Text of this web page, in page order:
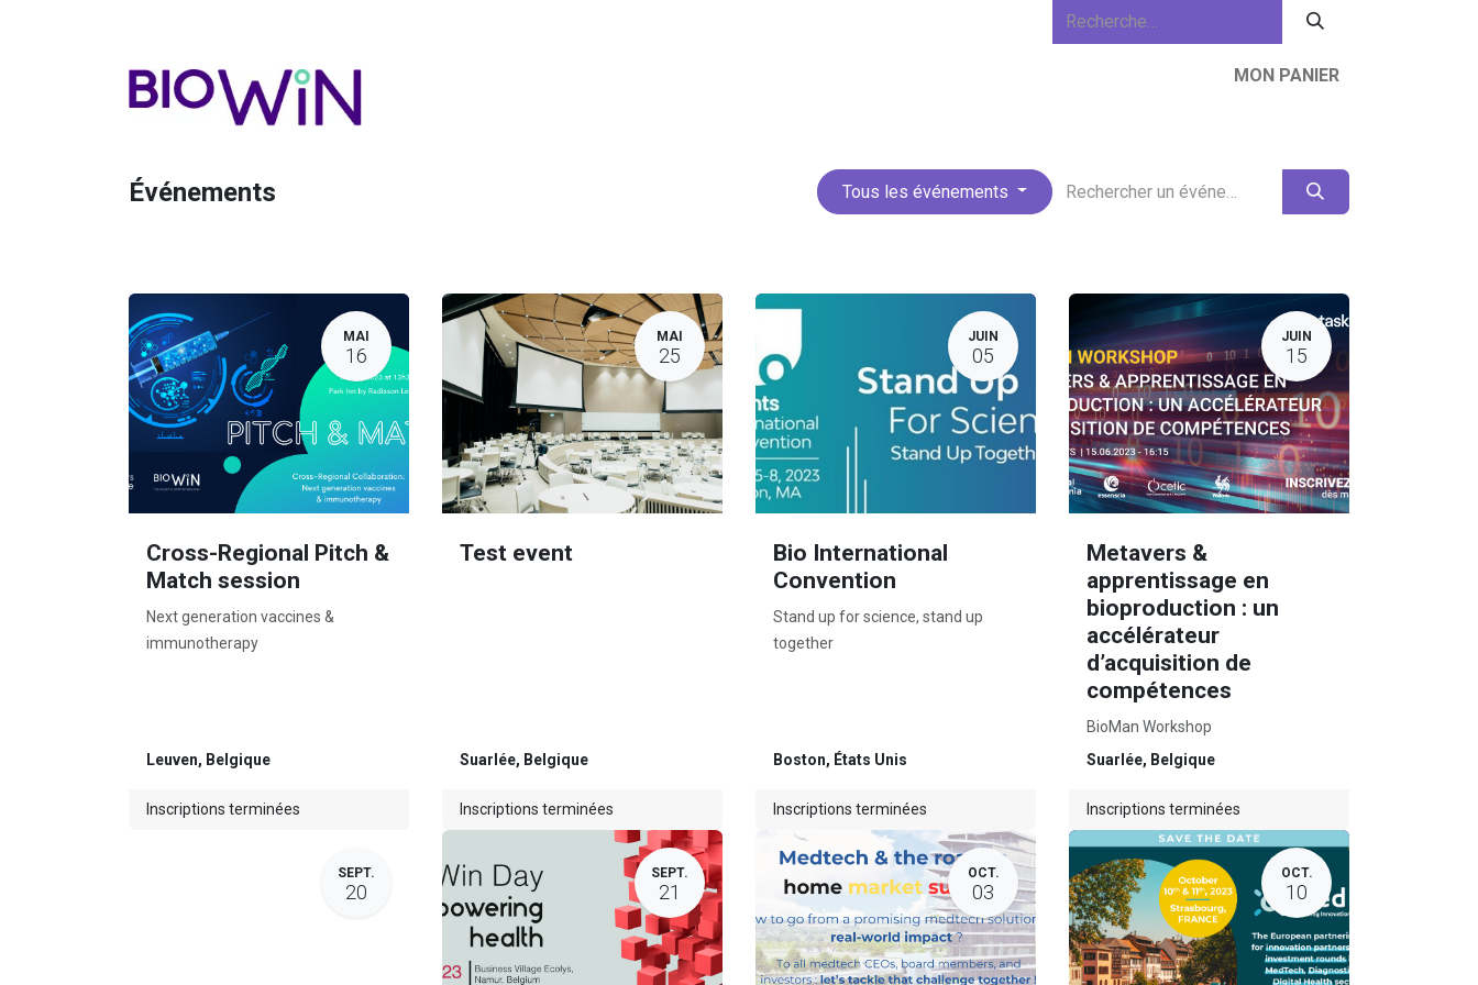
MON PANIER
Événements Tous les événements
MAI
16
Cross-Regional Pitch &
Match session
Next generation vaccines &
immunotherapy
Leuven, Belgique
Inscriptions terminées
MAI
25
Test event
Suarlée, Belgique
Inscriptions terminées
JUIN
05
Bio International
Convention
Stand up for science, stand up
together
Boston, États Unis
Inscriptions terminées
JUIN
15
Metavers &
apprentissage en
bioproduction : un
accélérateur
d’acquisition de
compétences
BioMan Workshop
Suarlée, Belgique
Inscriptions terminées
SEPT.
20
SEPT.
21
OCT.
03
OCT.
10